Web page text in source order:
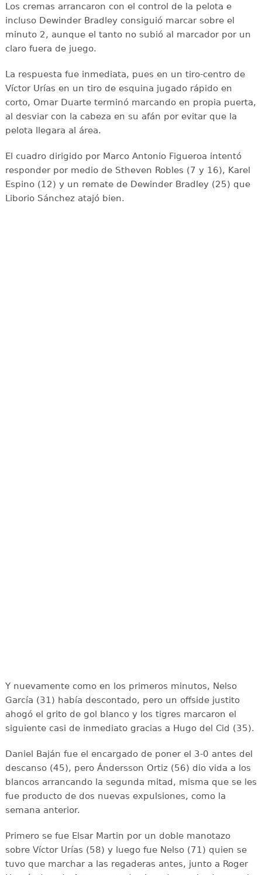
Los cremas arrancaron con el control de la pelota e
incluso Dewinder Bradley consiguió marcar sobre el
minuto 2, aunque el tanto no subió al marcador por un
claro fuera de juego.
La respuesta fue inmediata, pues en un tiro-centro de
Víctor Urías en un tiro de esquina jugado rápido en
corto, Omar Duarte terminó marcando en propia puerta,
al desviar con la cabeza en su afán por evitar que la
pelota llegara al área.
El cuadro dirigido por Marco Antonio Figueroa intentó
responder por medio de Stheven Robles (7 y 16), Karel
Espino (12) y un remate de Dewinder Bradley (25) que
Liborio Sánchez atajó bien.
Y nuevamente como en los primeros minutos, Nelso
García (31) había descontado, pero un offside justito
ahogó el grito de gol blanco y los tigres marcaron el
siguiente casi de inmediato gracias a Hugo del Cid (35).
Daniel Baján fue el encargado de poner el 3-0 antes del
descanso (45), pero Ándersson Ortiz (56) dio vida a los
blancos arrancando la segunda mitad, misma que se les
fue producto de dos nuevas expulsiones, como la
semana anterior.
Primero se fue Elsar Martin por un doble manotazo
sobre Víctor Urías (58) y luego fue Nelso (71) quien se
tuvo que marchar a las regaderas antes, junto a Roger